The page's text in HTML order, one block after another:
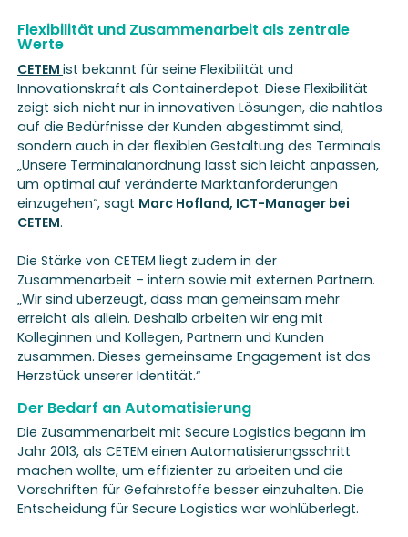
Flexibilität und Zusammenarbeit als zentrale
Werte
CETEMist bekannt für seine Flexibilität und
Innovationskraft als Containerdepot. Diese Flexibilität
zeigt sich nicht nur in innovativen Lösungen, die nahtlos
auf die Bedürfnisse der Kunden abgestimmt sind,
sondern auch in der flexiblen Gestaltung des Terminals.
„Unsere Terminalanordnung lässt sich leicht anpassen,
um optimal auf veränderte Marktanforderungen
einzugehen“, sagt Marc Hofland, ICT-Manager bei
CETEM.
Die Stärke von CETEM liegt zudem in der
Zusammenarbeit – intern sowie mit externen Partnern.
„Wir sind überzeugt, dass man gemeinsam mehr
erreicht als allein. Deshalb arbeiten wir eng mit
Kolleginnen und Kollegen, Partnern und Kunden
zusammen. Dieses gemeinsame Engagement ist das
Herzstück unserer Identität.“
Der Bedarf an Automatisierung
Die Zusammenarbeit mit Secure Logistics begann im
Jahr 2013, als CETEM einen Automatisierungsschritt
machen wollte, um effizienter zu arbeiten und die
Vorschriften für Gefahrstoffe besser einzuhalten. Die
Entscheidung für Secure Logistics war wohlüberlegt.